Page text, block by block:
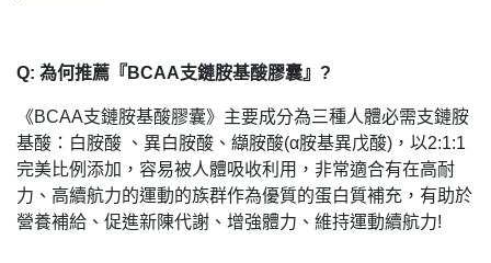
Q: 為何推薦『BCAA支鏈胺基酸膠囊』?
《BCAA支鏈胺基酸膠囊》主要成分為三種人體必需支鏈胺
基酸：白胺酸 、異白胺酸、纈胺酸(α胺基異戊酸)，以2:1:1
完美比例添加，容易被人體吸收利用，非常適合有在高耐
力、高續航力的運動的族群作為優質的蛋白質補充，有助於
營養補給、促進新陳代謝、增強體力、維持運動續航力!